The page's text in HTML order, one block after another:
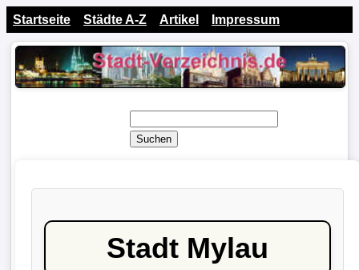
Startseite Städte A-Z Artikel Impressum
Suchen
Stadt Mylau